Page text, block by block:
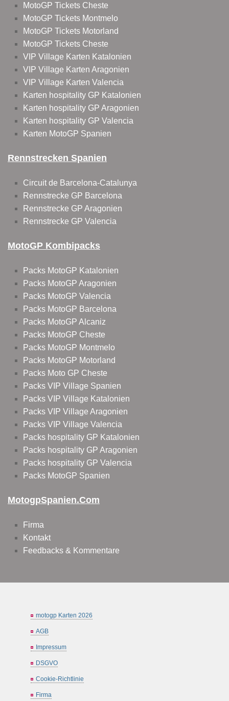
MotoGP Tickets Cheste
MotoGP Tickets Montmelo
MotoGP Tickets Motorland
MotoGP Tickets Cheste
VIP Village Karten Katalonien
VIP Village Karten Aragonien
VIP Village Karten Valencia
Karten hospitality GP Katalonien
Karten hospitality GP Aragonien
Karten hospitality GP Valencia
Karten MotoGP Spanien
Rennstrecken Spanien
Circuit de Barcelona-Catalunya
Rennstrecke GP Barcelona
Rennstrecke GP Aragonien
Rennstrecke GP Valencia
MotoGP Kombipacks
Packs MotoGP Katalonien
Packs MotoGP Aragonien
Packs MotoGP Valencia
Packs MotoGP Barcelona
Packs MotoGP Alcaniz
Packs MotoGP Cheste
Packs MotoGP Montmelo
Packs MotoGP Motorland
Packs Moto GP Cheste
Packs VIP Village Spanien
Packs VIP Village Katalonien
Packs VIP Village Aragonien
Packs VIP Village Valencia
Packs hospitality GP Katalonien
Packs hospitality GP Aragonien
Packs hospitality GP Valencia
Packs MotoGP Spanien
MotogpSpanien.com
Firma
Kontakt
Feedbacks & Kommentare
motogp Karten 2026
AGB
Impressum
DSGVO
Cookie-Richtlinie
Firma